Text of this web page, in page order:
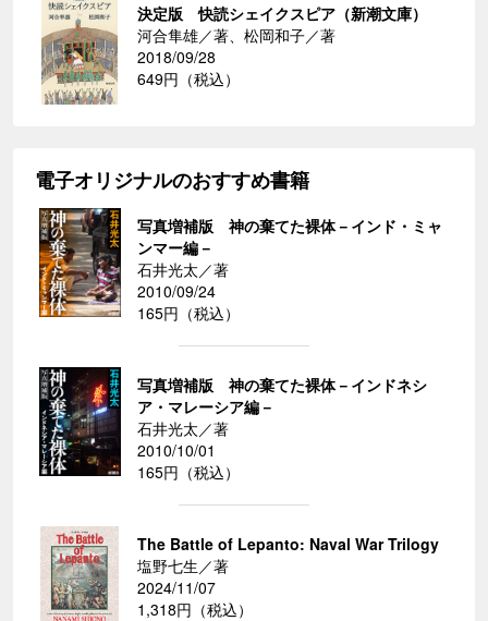
決定版 快読シェイクスピア（新潮文庫）
河合隼雄／著、松岡和子／著
2018/09/28
649円（税込）
電子オリジナルのおすすめ書籍
写真増補版 神の棄てた裸体－インド・ミャ
ンマー編－
石井光太／著
2010/09/24
165円（税込）
写真増補版 神の棄てた裸体－インドネシ
ア・マレーシア編－
石井光太／著
2010/10/01
165円（税込）
The Battle of Lepanto: Naval War Trilogy
塩野七生／著
2024/11/07
1,318円（税込）